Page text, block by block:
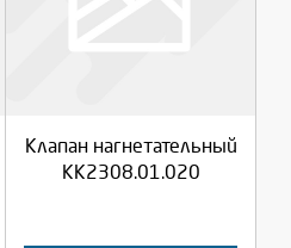
Клапан нагнетательный
КК2308.01.020
Отмена